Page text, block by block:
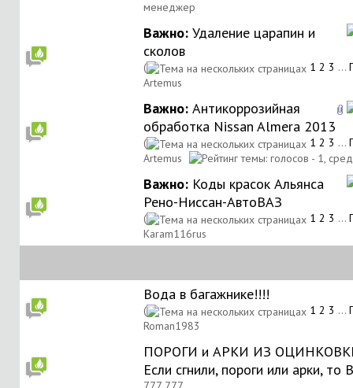
менеджер
Важно: Удаление царапин и
сколов
( 1 2 3 ...
Artemus
Важно: Антикоррозийная
обработка Nissan Almera 2013
( 1 2 3 ...
Artemus
Важно: Коды красок Альянса
Рено-Ниссан-АвтоВАЗ
( 1 2 3 ...
Karam116rus
Вода в багажнике!!!!
( 1 2 3 ...
Roman1983
ПОРОГИ и АРКИ ИЗ
Если сгнили, пороги или арки, то